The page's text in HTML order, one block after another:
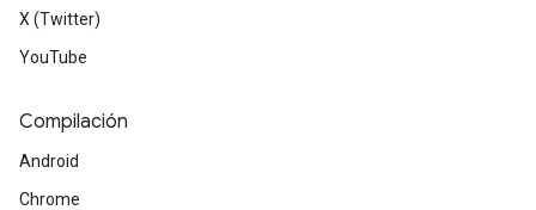
X (Twitter)
YouTube
Compilación
Android
Chrome